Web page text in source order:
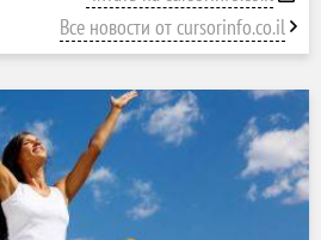
Все новости от cursorinfo.co.il